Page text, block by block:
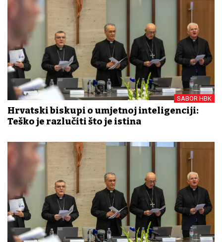
SABOR HBK
Hrvatski biskupi o umjetnoj inteligenciji:
Teško je razlučiti što je istina